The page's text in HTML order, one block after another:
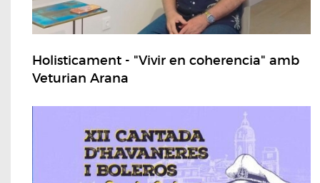
Holisticament - "Vivir en coherencia" amb
Veturian Arana